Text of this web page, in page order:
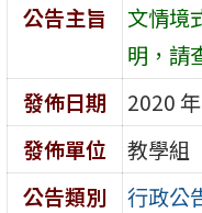
公告主旨
文情境
明，請
發佈日期
2020
發佈單位
教學組
公告類別
行政公